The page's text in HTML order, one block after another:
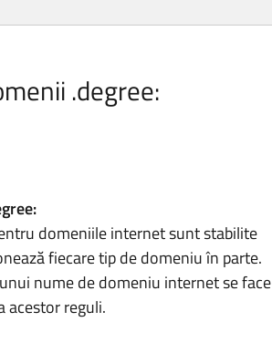
.degree:
domeniile internet sunt stabilite
fiecare tip de domeniu în parte.
nume de domeniu internet se face
acestor reguli.